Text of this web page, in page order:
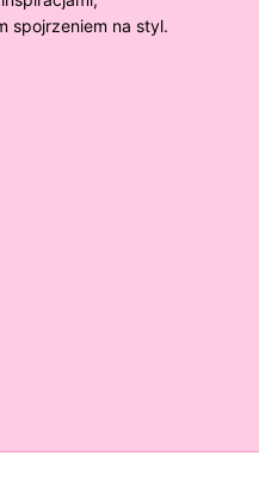
spojrzeniem na styl.